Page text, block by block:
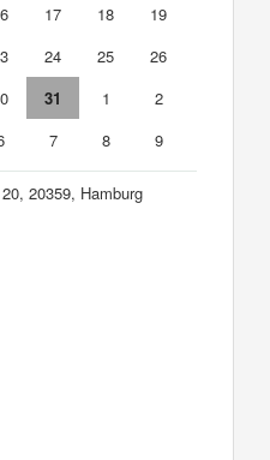
17 18
19
24 25
26
31 1
2
7 8 9
20359, Hamburg